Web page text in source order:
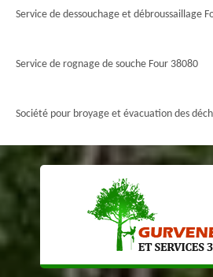
Service de dessouchage et débroussaillage
Service de rognage de souche Four 38080
Société pour broyage et évacuation des